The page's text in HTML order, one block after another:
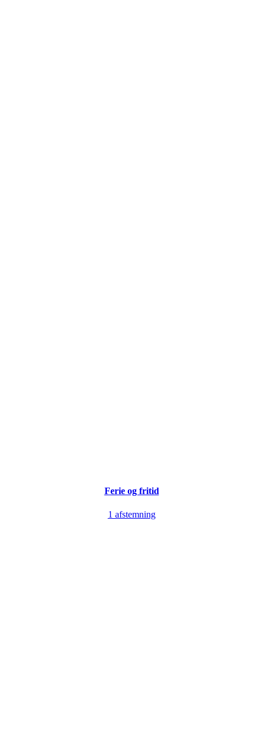
Ferie og fritid
1 afstemning